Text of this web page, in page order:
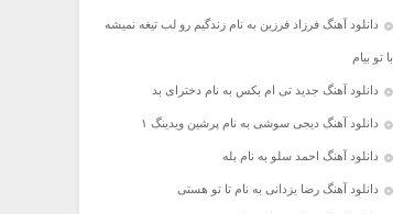
دانلود آهنگ فرزاد فرزین به نام زندگیم رو لب تیغه نمیشه
با تو بیام
دانلود آهنگ جدید تی ام بکس به نام دخترای بد
دانلود آهنگ دیجی سوشی به نام پرشین ویدینگ ۱
دانلود آهنگ احمد سلو به نام بله
دانلود آهنگ رضا یزدانی به نام تا تو هستی